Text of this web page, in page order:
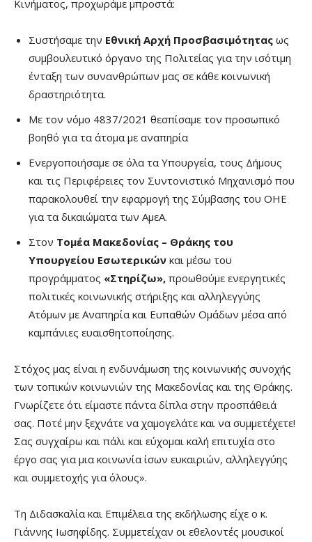
Κινήματος, προχωράμε μπροστά:
Συστήσαμε την Εθνική Αρχή Προσβασιμότητας ως
συμβουλευτικό όργανο της Πολιτείας για την ισότιμη
ένταξη των συνανθρώπων μας σε κάθε κοινωνική
δραστηριότητα.
Με τον νόμο 4837/2021 θεσπίσαμε τον προσωπικό
βοηθό για τα άτομα με αναπηρία
Ενεργοποιήσαμε σε όλα τα Υπουργεία, τους Δήμους
και τις Περιφέρειες τον Συντονιστικό Μηχανισμό που
παρακολουθεί την εφαρμογή της Σύμβασης του ΟΗΕ
για τα δικαιώματα των ΑμεΑ.
Στον Τομέα Μακεδονίας – Θράκης του
Υπουργείου Εσωτερικών και μέσω του
προγράμματος «Στηρίζω», προωθούμε ενεργητικές
πολιτικές κοινωνικής στήριξης και αλληλεγγύης
Ατόμων με Αναπηρία και Ευπαθών Ομάδων μέσα από
καμπάνιες ευαισθητοποίησης.
Στόχος μας είναι η ενδυνάμωση της κοινωνικής συνοχής
των τοπικών κοινωνιών της Μακεδονίας και της Θράκης.
Γνωρίζετε ότι είμαστε πάντα δίπλα στην προσπάθειά
σας. Ποτέ μην ξεχνάτε να χαμογελάτε και να συμμετέχετε!
Σας συγχαίρω και πάλι και εύχομαι καλή επιτυχία στο
έργο σας για μια κοινωνία ίσων ευκαιριών, αλληλεγγύης
και συμμετοχής για όλους».
Τη Διδασκαλία και Επιμέλεια της εκδήλωσης είχε ο κ.
Γιάννης Ιωσηφίδης. Συμμετείχαν οι εθελοντές μουσικοί